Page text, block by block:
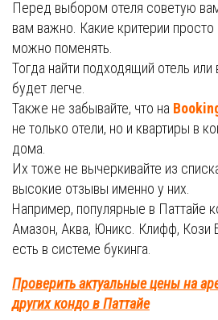
Перед выбором отеля советую
вам важно. Какие критерии
можно поменять.
Тогда найти подходящий отель
будет легче.
Также не забывайте, что на
не только отели, но и квартиры в
дома.
Их тоже не вычеркивайте из
высокие отзывы именно у них.
Например, популярные в Паттайе
Амазон, Аква, Юникс. Клифф, Кози
есть в системе букинга.
Проверить актуальные цены на
других кондо в Паттайе